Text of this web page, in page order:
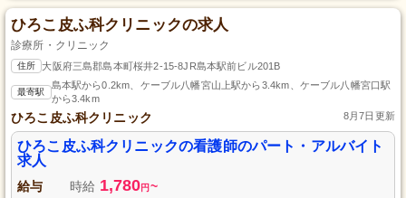
ひろこ皮ふ科クリニックの求人
診療所・クリニック
住所 大阪府三島郡島本町桜井2-15-8JR島本駅前ビル201B
最寄駅
島本駅から0.2km、ケーブル八幡宮山上駅から3.4km、ケーブル八幡宮口駅
から3.4km
ひろこ皮ふ科クリニック 8月7日更新
ひろこ皮ふ科クリニックの看護師のパート・アルバイト
求人
給与 時給 1,780円 ~